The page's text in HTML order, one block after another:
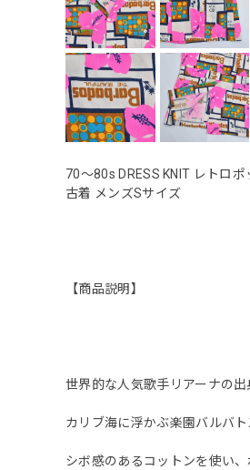
70〜80s DRESS KNIT レトロ
古着 メンズSサイズ
【商品説明】
世界的な人気歌手リアーナの
カリブ海に浮かぶ楽園バルバ
シボ感のあるコットンを使い